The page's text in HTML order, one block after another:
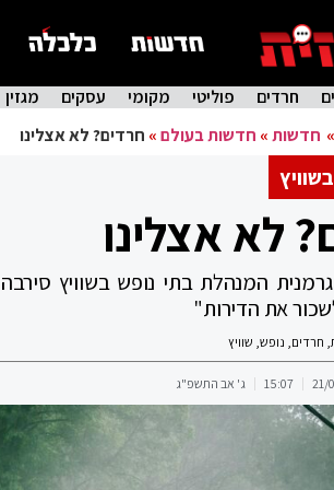
חרדים פוליטי מקומי עסקים מגזין
» חדשות» חדשות בעולם» חרדים? לא אצלינו
לא אצלינו
המנהלת בתי נופש בשוויץ
את הדירות"
, חרדים, נופש, שוויץ
21/
15:07 ג' אב התשפ"ג